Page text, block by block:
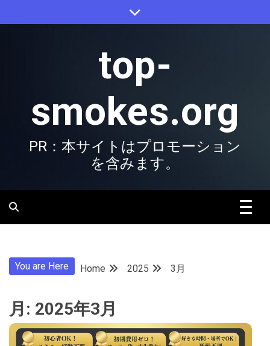
to
top-
smokes.org
PR：本サイトはプロモーション
を含みます。
You are Here Home 2025 3月
月: 2025年3月